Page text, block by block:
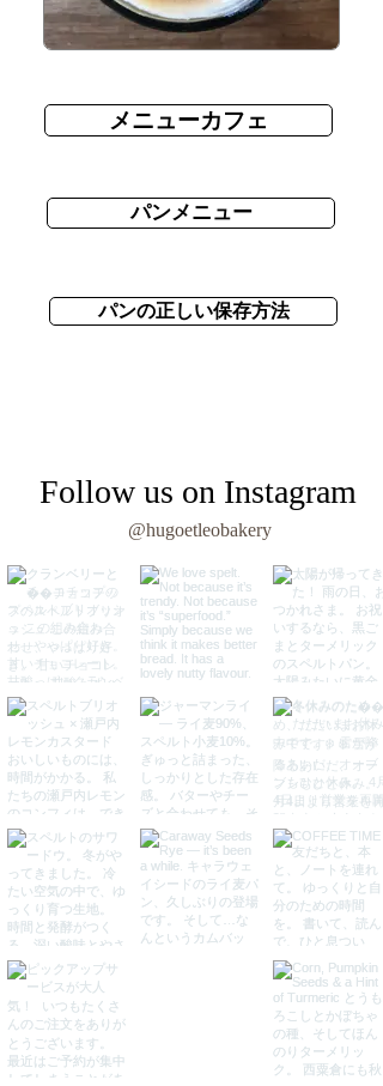
メニューカフェ
パンメニュー
パンの正しい保存方法
Follow us on Instagram
@hugoetleobakery